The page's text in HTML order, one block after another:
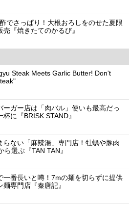
でさっぱり！大根おろしをのせた夏限
『焼きたてのかるび』
Steak Meets Garlic Butter! Don't
ーガー店は「肉バル」使いも最高だっ
に『BRISK STAND』
らない「麻辣湯」専門店！牡蠣や豚肉
選ぶ『TAN TAN』
一番長いと噂！7mの麺を切らずに提供
専門店『秦唐記』